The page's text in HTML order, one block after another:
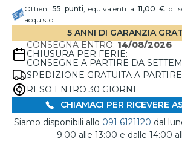
Ottieni 55 punti, equivalenti a11,00 €di
acquisto
5 ANNI DI GARANZIA
CONSEGNA ENTRO: 14/08/2026
CHIUSURA PER FERIE:
CONSEGNE A PARTIRE DA
SPEDIZIONE GRATUITA A
RESO ENTRO 30 GIORNI
CHIAMACI PER RICEVERE
Siamo disponibili allo 091 6121120 dal
9:00 alle 13:00 e dalle 14:00